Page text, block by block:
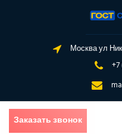
Москва ул
Заказать звонок